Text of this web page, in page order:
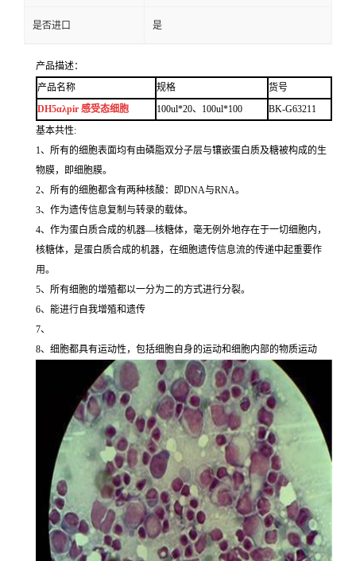
是否进口 是
产品描述：
产品名称
规格
货号
DH5αλpir 感受态细胞
100ul*20、100ul*100
BK-G63211
基本共性:
1、所有的细胞表面均有由磷脂双分子层与镶嵌蛋白质及糖被构成的生
物膜，即细胞膜。
2、所有的细胞都含有两种核酸：即DNA与RNA。
3、作为遗传信息复制与转录的载体。
4、作为蛋白质合成的机器—核糖体，毫无例外地存在于一切细胞内，
核糖体，是蛋白质合成的机器，在细胞遗传信息流的传递中起重要作
用。
5、所有细胞的增殖都以一分为二的方式进行分裂。
6、能进行自我增殖和遗传
7、
8、细胞都具有运动性，包括细胞自身的运动和细胞内部的物质运动